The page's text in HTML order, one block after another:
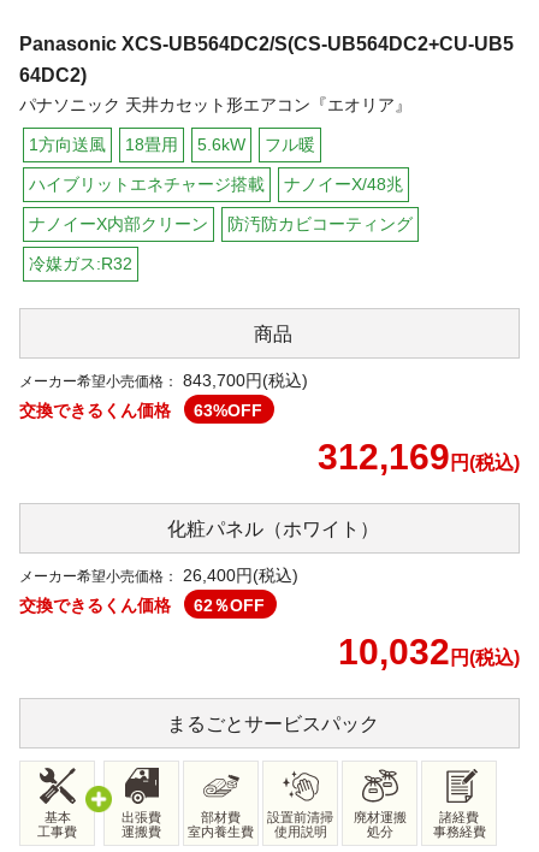
Panasonic XCS-UB564DC2/S(CS-UB564DC2+CU-UB5
64DC2)
パナソニック 天井カセット形エアコン『エオリア』
1方向送風 18畳用 5.6kW フル暖
ハイブリットエネチャージ搭載 ナノイーX/48兆
ナノイーX内部クリーン 防汚防カビコーティング
冷媒ガス:R32
商品
メーカー希望小売価格：
843,700円(税込)
交換できるくん価格
63%OFF
312,169 円(税込)
化粧パネル（ホワイト）
メーカー希望小売価格： 26,400円(税込)
交換できるくん価格
62％OFF
10,032 円(税込)
まるごとサービスパック
基本
工事費
出張費
運搬費
部材費
室内養生費
設置前清掃
使用説明
廃材運搬
処分
諸経費
事務経費